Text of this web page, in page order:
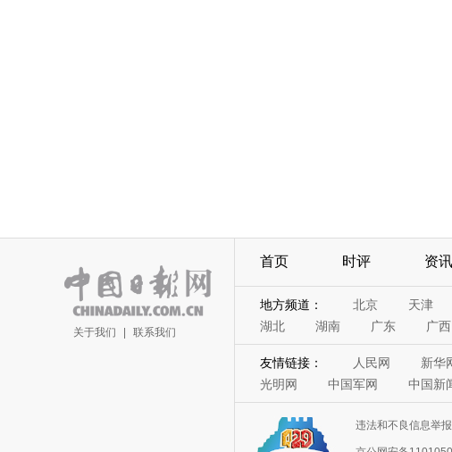
关于我们 | 联系我们
首页 时评 资讯
地方频道： 北京 天津
湖北
湖南 广东 广西
友情链接： 人民网 新华
光明网
中国军网 中国新
违法和不良信息举报